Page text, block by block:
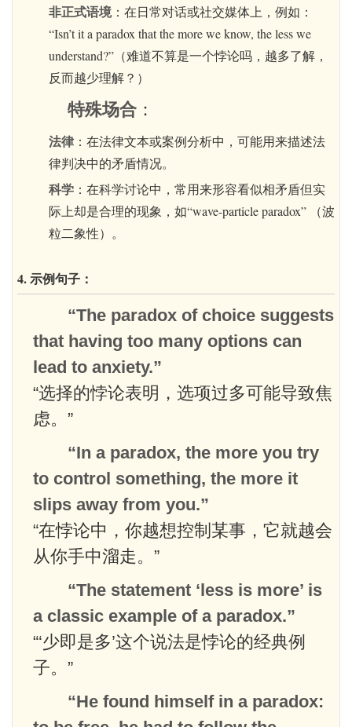
非正式语境：在日常对话或社交媒体上，例如：
“Isn’t it a paradox that the more we know, the less we
understand?”（难道不算是一个悖论吗，越多了解，
反而越少理解？）
特殊场合 ：
法律 ：在法律文本或案例分析中，可能用来描述法
律判决中的矛盾情况。
科学 ：在科学讨论中，常用来形容看似相矛盾但实
际上却是合理的现象，如“wave-particle paradox” （波
粒二象性）。
4. 示例句子：
“The paradox of choice suggests
that having too many options can
lead to anxiety.”
“选择的悖论表明，选项过多可能导致焦
虑。”
“In a paradox, the more you try
to control something, the more it
slips away from you.”
“在悖论中，你越想控制某事，它就越会
从你手中溜走。”
“The statement ‘less is more’ is
a classic example of a paradox.”
“‘少即是多’这个说法是悖论的经典例
子。”
“He found himself in a paradox: